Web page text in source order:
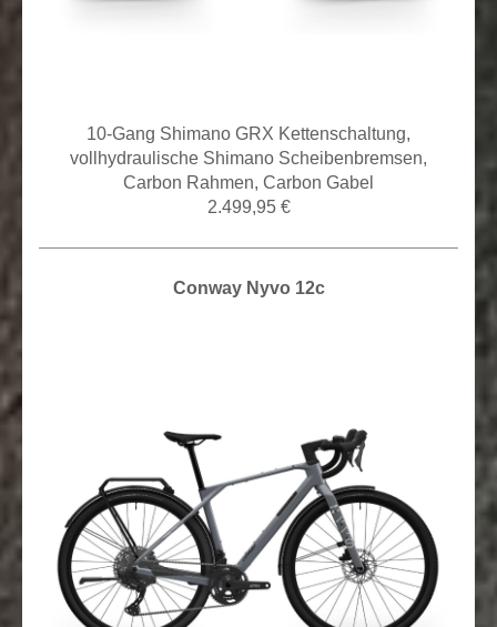
10-Gang Shimano GRX Kettenschaltung,
vollhydraulische Shimano Scheibenbremsen,
Carbon Rahmen, Carbon Gabel
2.499,95 €
Conway Nyvo 12c